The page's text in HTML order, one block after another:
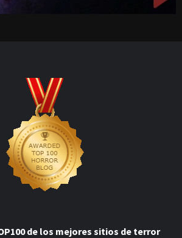
de los mejores sitios de terror